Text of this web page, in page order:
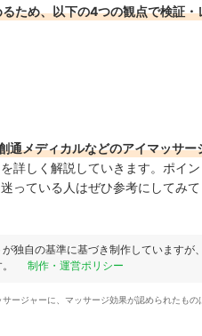
ため、以下の4つの観点で検証・
通メディカルなどのアイマッサー
詳しく解説していきます。ポイ
っている人はぜひ参考にしてみて
独自の基準に基づき制作していますが、
制作・運営ポリシー
ージャーに、マッサージ効果が認められたも